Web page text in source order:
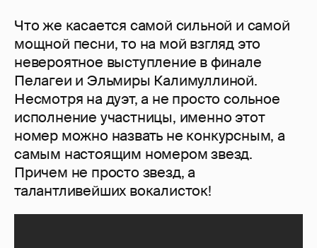
Что же касается самой сильной и самой
мощной песни, то на мой взгляд это
невероятное выступление в финале
Пелагеи и Эльмиры Калимуллиной.
Несмотря на дуэт, а не просто сольное
исполнение участницы, именно этот
номер можно назвать не конкурсным, а
самым настоящим номером звезд.
Причем не просто звезд, а
талантливейших вокалисток!